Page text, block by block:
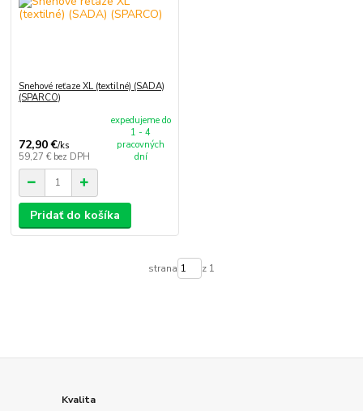
Snehové reťaze XL (textilné) (SADA)
(SPARCO)
72,90 €/ks
59,27 € bez DPH
expedujeme do
1 - 4
pracovných
dní
Pridať do košíka
strana z 1
Kvalita